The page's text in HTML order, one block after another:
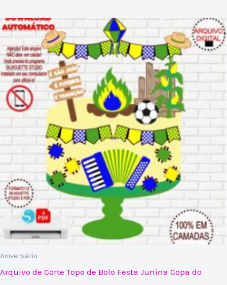
Aniversário
Arquivo de Corte Topo de Bolo Festa Junina Copa do